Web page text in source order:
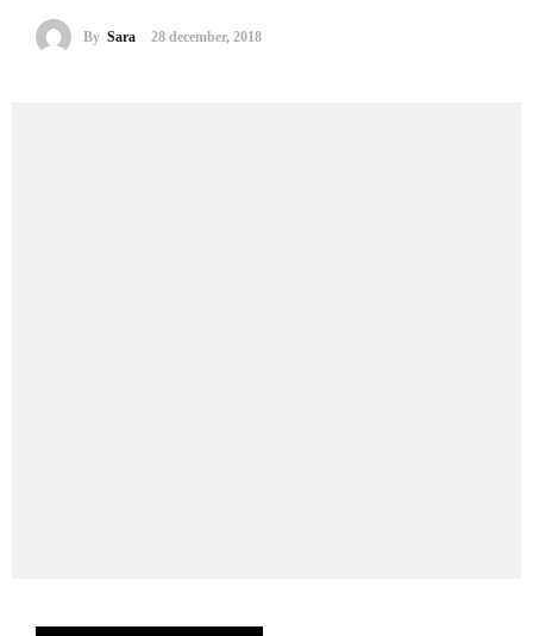
By Sara 28 december, 2018